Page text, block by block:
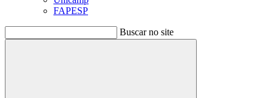
FAPESP
Buscar no site